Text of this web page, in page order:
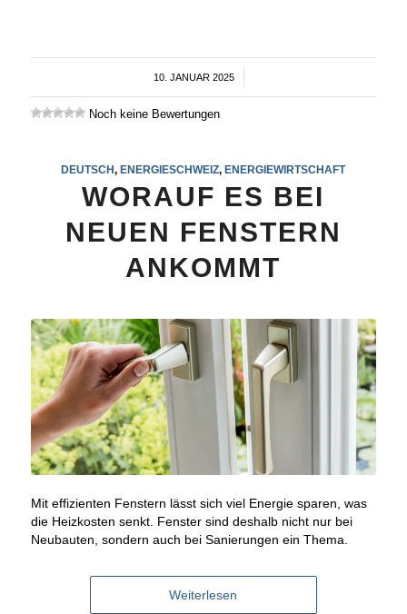
10. JANUAR 2025
/
Noch keine Bewertungen
DEUTSCH, ENERGIESCHWEIZ, ENERGIEWIRTSCHAFT
WORAUF ES BEI
NEUEN FENSTERN
ANKOMMT
Mit effizienten Fenstern lässt sich viel Energie sparen, was
die Heizkosten senkt. Fenster sind deshalb nicht nur bei
Neubauten, sondern auch bei Sanierungen ein Thema.
Weiterlesen